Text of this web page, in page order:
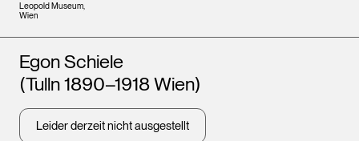
Leopold Museum,
Wien
Künstler*innen
Egon Schiele
(Tulln 1890–1918 Wien)
Leider derzeit nicht ausgestellt